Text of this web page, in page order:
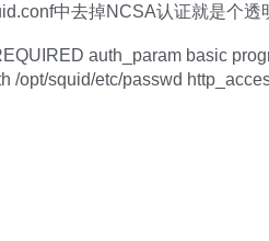
中去掉NCSA认证就是个透
auth_param basic
/opt/squid/etc/passwd